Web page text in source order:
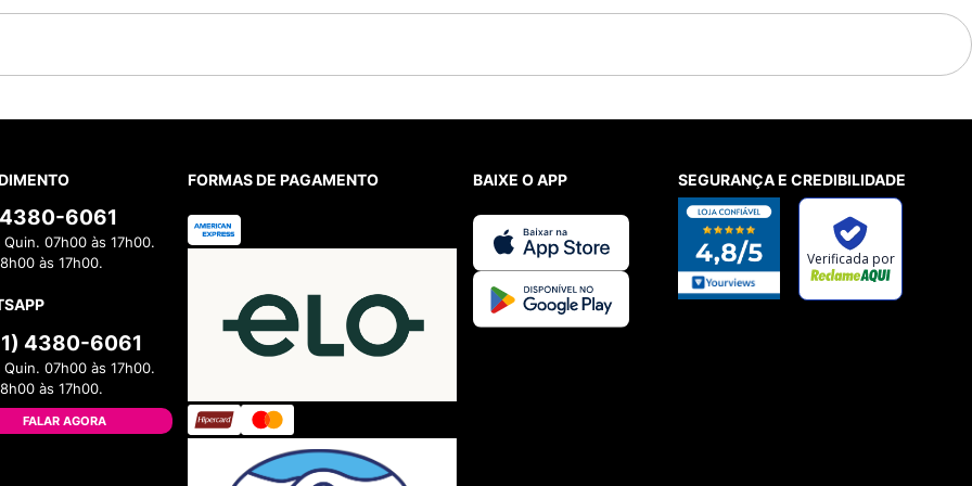
4380-6061
Quin. 07h00 às 17h00.
às 17h00.
4380-6061
Quin. 07h00 às 17h00.
às 17h00.
FALAR AGORA
FORMAS DE PAGAMENTO BAIXE O APP SEGURANÇA E CREDIBILIDADE